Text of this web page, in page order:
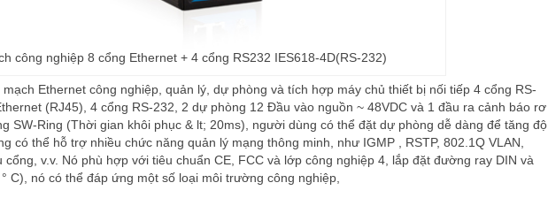
công nghiệp 8 cổng Ethernet + 4 cổng RS232 IES618-4D(RS-232)
Ethernet công nghiệp, quản lý, dự phòng và tích hợp máy chủ thiết bị nối tiếp 4 cổng RS-
(RJ45), 4 cổng RS-232, 2 dự phòng 12 Đầu vào nguồn ~ 48VDC và 1 đầu ra cảnh báo rơ
SW-Ring (Thời gian khôi phục & lt; 20ms), người dùng có thể đặt dự phòng dễ dàng để tăng độ
có thể hỗ trợ nhiều chức năng quản lý mạng thông minh, như IGMP , RSTP, 802.1Q VLAN,
v.v. Nó phù hợp với tiêu chuẩn CE, FCC và lớp công nghiệp 4, lắp đặt đường ray DIN và
C), nó có thể đáp ứng một số loại môi trường công nghiệp,